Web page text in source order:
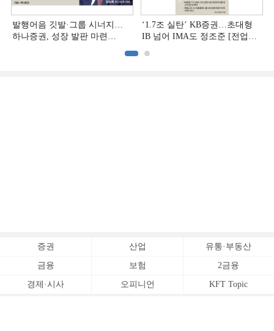
발행어음 깃발·그룹 시너지…
하나증권, 성장 발판 마련
‘1.7조 실탄’ KB증권…초대형
IB 넘어 IMA도 정조준 [전업계
증권 산업 유통·부동산
금융 보험 2금융
경제·시사 오피니언 KFT Topic